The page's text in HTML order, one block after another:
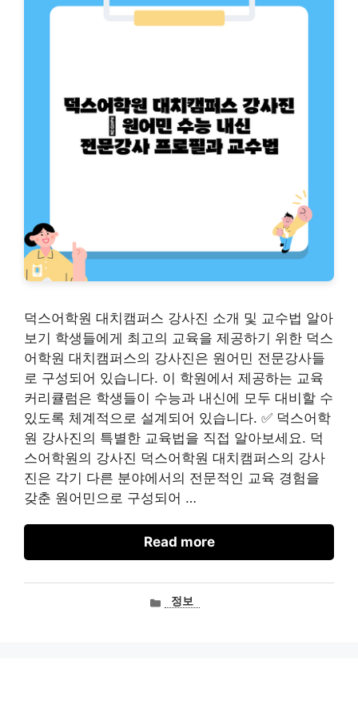
덕스어학원 대치캠퍼스 강사진 소개 및 교수법 알아
보기 학생들에게 최고의 교육을 제공하기 위한 덕스
어학원 대치캠퍼스의 강사진은 원어민 전문강사들
로 구성되어 있습니다. 이 학원에서 제공하는 교육
커리큘럼은 학생들이 수능과 내신에 모두 대비할 수
있도록 체계적으로 설계되어 있습니다. ✅ 덕스어학
원 강사진의 특별한 교육법을 직접 알아보세요. 덕
스어학원의 강사진 덕스어학원 대치캠퍼스의 강사
진은 각기 다른 분야에서의 전문적인 교육 경험을
갖춘 원어민으로 구성되어 …
Read more
카정보